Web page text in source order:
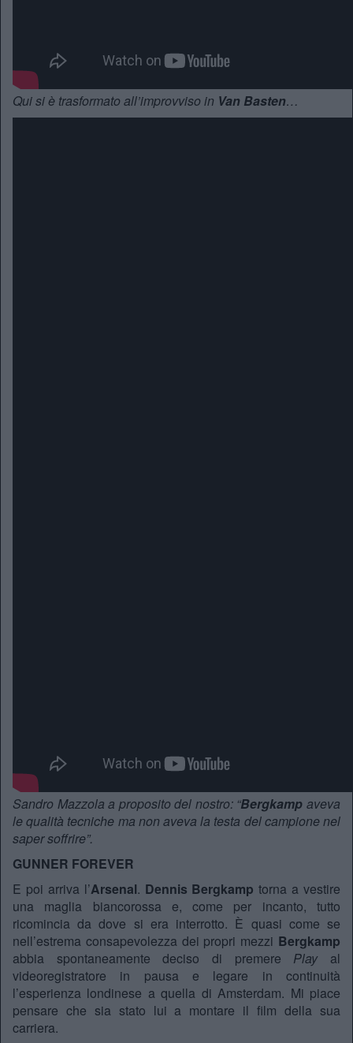
Qui si è trasformato all’improvviso in Van Basten…
Sandro Mazzola a proposito del nostro: “Bergkamp aveva
le qualità tecniche ma non aveva la testa del campione nel
saper soffrire”.
GUNNER FOREVER
E poi arriva l’Arsenal. Dennis Bergkamp torna a vestire
una maglia biancorossa e, come per incanto, tutto
ricomincia da dove si era interrotto. È quasi come se
nell’estrema consapevolezza dei propri mezzi Bergkamp
abbia spontaneamente deciso di premere Play al
videoregistratore in pausa e legare in continuità
l’esperienza londinese a quella di Amsterdam. Mi piace
pensare che sia stato lui a montare il film della sua
carriera.